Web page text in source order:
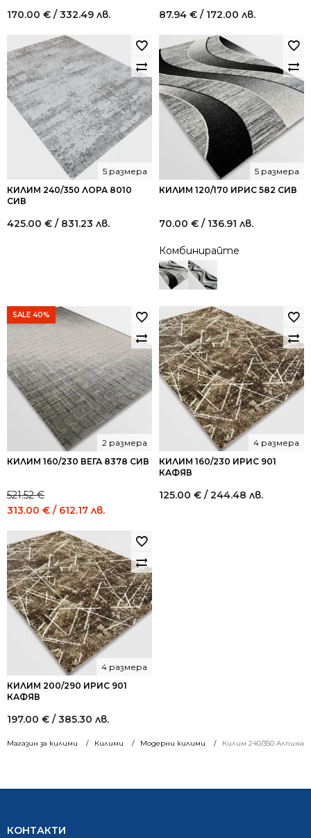
Магазин за килими Килими Модерни килими Килим 240/350 Алпина
170.00 € / 332.49 лв. 87.94 € / 172.00 лв.
КИЛИМ 240/350 ЛОРА 8010
СИВ
5 размера
425.00 € / 831.23 лв.
КИЛИМ 120/170 ИРИС 582 СИВ
5 размера
70.00 € / 136.91 лв.
Комбинирайте
SALE 40%
КИЛИМ 160/230 ВЕГА 8378 СИВ
2 размера
521.52€
Original
was:
521.52 €
/
1,020.00
лв..
313.00 € / 612.17 лв.
313.00 €
/
612.17
лв..
КИЛИМ 160/230 ИРИС 901
КАФЯВ
4 размера
125.00 € / 244.48 лв.
КИЛИМ 200/290 ИРИС 901
КАФЯВ
4 размера
197.00 € / 385.30 лв.
КОНТАКТИ